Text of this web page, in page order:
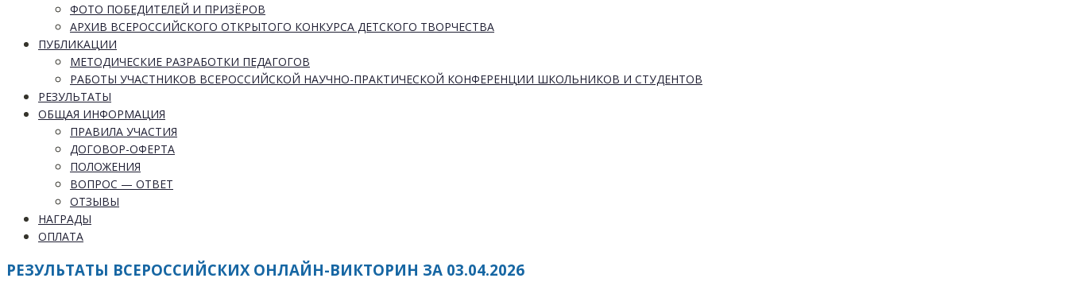
ФОТО ПОБЕДИТЕЛЕЙ И ПРИЗЁРОВ
АРХИВ ВСЕРОССИЙСКОГО ОТКРЫТОГО КОНКУРСА ДЕТСКОГО ТВОРЧЕСТВА
ПУБЛИКАЦИИ
МЕТОДИЧЕСКИЕ РАЗРАБОТКИ ПЕДАГОГОВ
РАБОТЫ УЧАСТНИКОВ ВСЕРОССИЙСКОЙ НАУЧНО-ПРАКТИЧЕСКОЙ КОНФЕРЕНЦИИ ШКОЛЬНИКОВ И СТУДЕНТОВ
РЕЗУЛЬТАТЫ
ОБЩАЯ ИНФОРМАЦИЯ
ПРАВИЛА УЧАСТИЯ
ДОГОВОР-ОФЕРТА
ПОЛОЖЕНИЯ
ВОПРОС — ОТВЕТ
ОТЗЫВЫ
НАГРАДЫ
ОПЛАТА
РЕЗУЛЬТАТЫ ВСЕРОССИЙСКИХ ОНЛАЙН-ВИКТОРИН ЗА 03.04.2026